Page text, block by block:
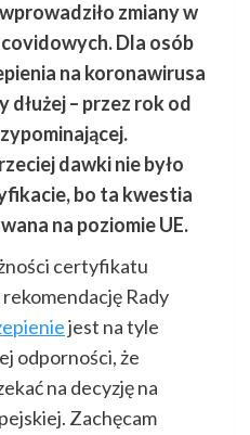
zmiany w
Dla osób
na koronawirusa
dłużej – przez rok od
dawki nie było
bo ta kwestia
na poziomie UE.
certyfikatu
Rady
jest na tyle
odporności, że
na decyzję na
Zachęcam